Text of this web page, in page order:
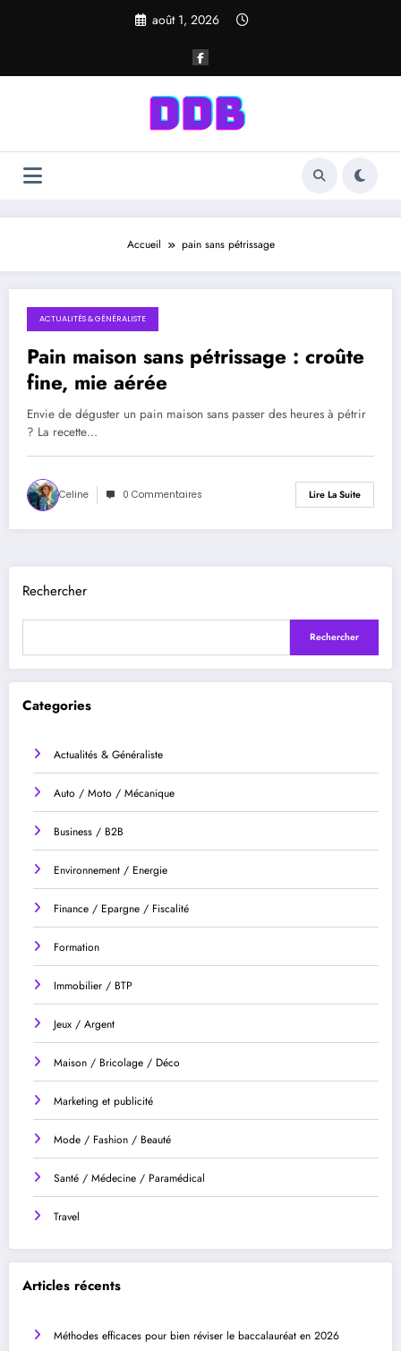
août 1, 2026
Accueil pain sans pétrissage
novembre 14, 2025
ACTUALITÉS & GÉNÉRALISTE
Pain maison sans pétrissage : croûte
fine, mie aérée
Envie de déguster un pain maison sans passer des heures à pétrir
? La recette…
Celine 0 Commentaires Lire La Suite
Rechercher
Rechercher
Categories
Actualités & Généraliste
Auto / Moto / Mécanique
Business / B2B
Environnement / Energie
Finance / Epargne / Fiscalité
Formation
Immobilier / BTP
Jeux / Argent
Maison / Bricolage / Déco
Marketing et publicité
Mode / Fashion / Beauté
Santé / Médecine / Paramédical
Travel
Articles récents
Méthodes efficaces pour bien réviser le baccalauréat en 2026